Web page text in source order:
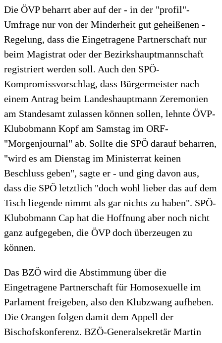
Die ÖVP beharrt aber auf der - in der "profil"-
Umfrage nur von der Minderheit gut geheißenen -
Regelung, dass die Eingetragene Partnerschaft nur
beim Magistrat oder der Bezirkshauptmannschaft
registriert werden soll. Auch den SPÖ-
Kompromissvorschlag, dass Bürgermeister nach
einem Antrag beim Landeshauptmann Zeremonien
am Standesamt zulassen können sollen, lehnte ÖVP-
Klubobmann Kopf am Samstag im ORF-
"Morgenjournal" ab. Sollte die SPÖ darauf beharren,
"wird es am Dienstag im Ministerrat keinen
Beschluss geben", sagte er - und ging davon aus,
dass die SPÖ letztlich "doch wohl lieber das auf dem
Tisch liegende nimmt als gar nichts zu haben". SPÖ-
Klubobmann Cap hat die Hoffnung aber noch nicht
ganz aufgegeben, die ÖVP doch überzeugen zu
können.
Das BZÖ wird die Abstimmung über die
Eingetragene Partnerschaft für Homosexuelle im
Parlament freigeben, also den Klubzwang aufheben.
Die Orangen folgen damit dem Appell der
Bischofskonferenz. BZÖ-Generalsekretär Martin